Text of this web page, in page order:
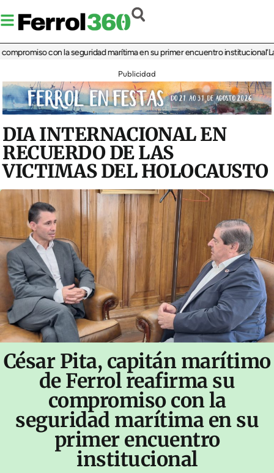
con la seguridad marítima en su primer encuentro institucional‘La
Publicidad
DIA INTERNACIONAL EN
RECUERDO DE LAS
VICTIMAS DEL HOLOCAUSTO
César Pita, capitán marítimo
de Ferrol reafirma su
compromiso con la
seguridad marítima en su
primer encuentro
institucional